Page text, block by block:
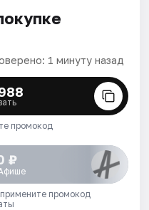
1 минуту назад
промокод
₽
промокод